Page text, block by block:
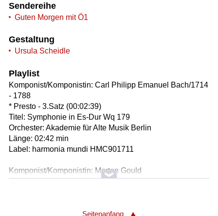
Sendereihe
Guten Morgen mit Ö1
Gestaltung
Ursula Scheidle
Playlist
Komponist/Komponistin: Carl Philipp Emanuel Bach/1714
- 1788
* Presto - 3.Satz (00:02:39)
Titel: Symphonie in Es-Dur Wq 179
Orchester: Akademie für Alte Musik Berlin
Länge: 02:42 min
Label: harmonia mundi HMC901711
Komponist/Komponistin: Morton Gould
* Rhumba - 1.Satz
Leitung: Arthur FagenSeitenanfang